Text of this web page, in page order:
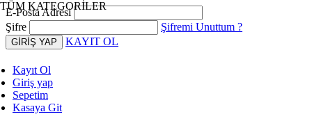
E-Posta Adresi
Şifre
Şifremi Unuttum ?
KAYIT OL
Kayıt Ol
Giriş yap
Sepetim
Kasaya Git
TÜM KATEGORİLER